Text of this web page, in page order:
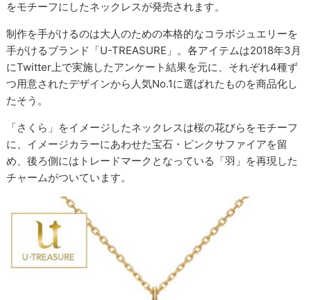
をモチーフにしたネックレスが発売されます。
制作を手がけるのは大人のための本格的なコラボジュエリーを
手がけるブランド「U-TREASURE」。各アイテムは2018年3月
にTwitter上で実施したアンケート結果を元に、それぞれ4種ず
つ用意されたデザインから人気No.1に選ばれたものを商品化し
たそう。
「さくら」をイメージしたネックレスは桜の花びらをモチーフ
に、イメージカラーにあわせた宝石・ピンクサファイアを留
め、後ろ側にはトレードマークとなっている「羽」を再現した
チャームがついています。